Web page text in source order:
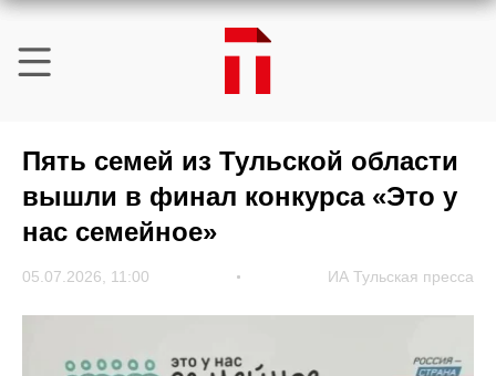
Пять семей из Тульской области
вышли в финал конкурса «Это у
нас семейное»
05.07.2026, 11:00 ИА Тульская пресса